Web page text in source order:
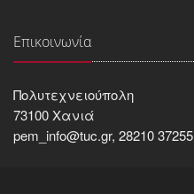
Επικοινωνία
Πολυτεχνειούπολη
73100 Χανιά
pem_info@tuc.gr, 28210 37255